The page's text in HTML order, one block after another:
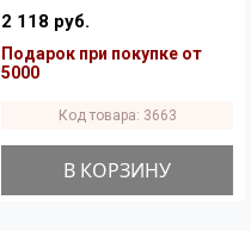
2 118 руб.
Подарок при покупке от
5000
Код товара: 3663
В КОРЗИНУ